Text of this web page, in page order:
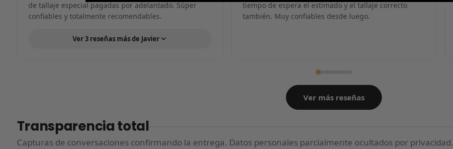
de tallaje especial pagadas por adelantado. Súper
confiables y totalmente recomendables.
Ver 3 reseñas más de Javier
tiempo de espera el estimado y el tallaje correcto
también. Muy confiables desde luego.
Ver más reseñas
Transparencia total
Capturas de conversaciones confirmando la entrega. Datos personales parcialmente ocultados por privacidad.